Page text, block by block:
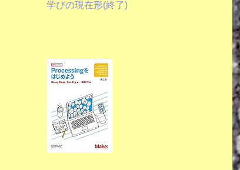
学びの現在形(終了)